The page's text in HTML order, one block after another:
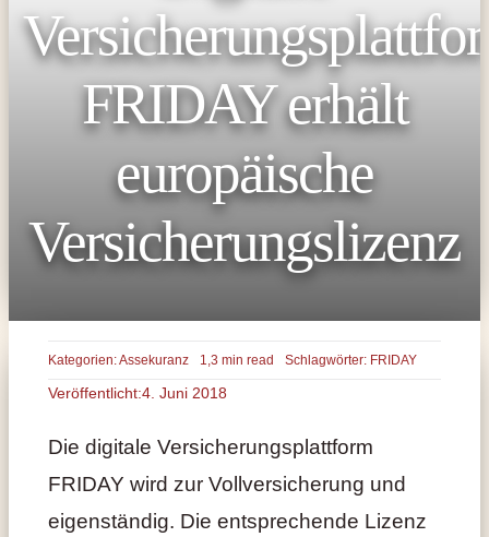
FRIDAY erhält
europäische
Versicherungslizenz
Kategorien:Assekuranz 1,3 min read Schlagwörter: FRIDAY
Veröffentlicht:4. Juni 2018
Die digitale Versicherungsplattform
FRIDAY wird zur Vollversicherung und
eigenständig. Die entsprechende Lizenz